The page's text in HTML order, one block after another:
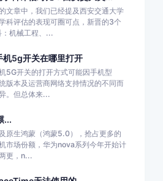
文章中，我们已经提及西安交通大学
科评估的表现可圈可点，新晋的3个
机械工程、...
5g开关在哪里打开
5G开关的打开方式可能因手机型
版本及运营商网络支持情况的不同而
。但总体来...
...
原生鸿蒙（鸿蒙5.0），抢占更多的
市场份额，华为nova系列今年开始计
更，n...